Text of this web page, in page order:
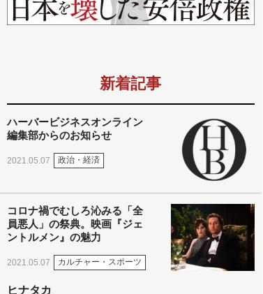
新着記事
ハーバービジネスオンライン
編集部からのお知らせ
2021.05.07 政治・経済
コロナ禍でむしろ沁みる「全
員悪人」の祭典。映画『ジェ
ントルメン』の魅力
2021.05.07 カルチャー・スポーツ
ヒナタカ